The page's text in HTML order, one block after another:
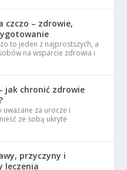
czczo – zdrowie,
to jeden z najprostszych, a
na wsparcie zdrowia i
jak chronić zdrowie
uważane za urocze i
ze sobą ukryte
przyczyny i
leczenia